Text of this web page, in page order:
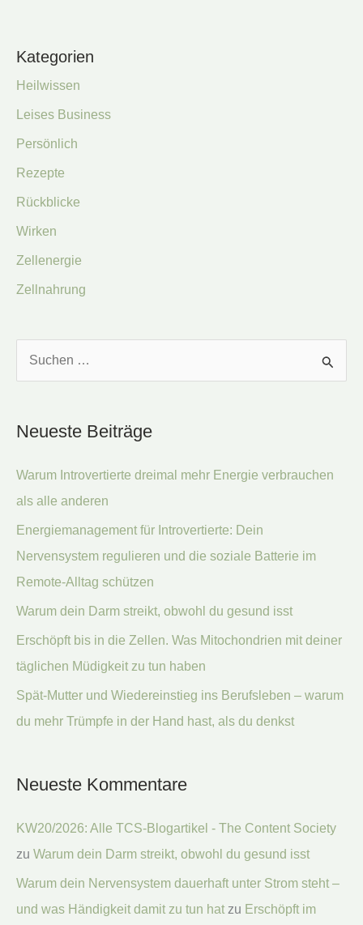
Kategorien
Heilwissen
Leises Business
Persönlich
Rezepte
Rückblicke
Wirken
Zellenergie
Zellnahrung
h
n
n
a
c
h
:
Neueste Beiträge
Warum Introvertierte dreimal mehr Energie verbrauchen
als alle anderen
Energiemanagement für Introvertierte: Dein
Nervensystem regulieren und die soziale Batterie im
Remote-Alltag schützen
Warum dein Darm streikt, obwohl du gesund isst
Erschöpft bis in die Zellen. Was Mitochondrien mit deiner
täglichen Müdigkeit zu tun haben
Spät-Mutter und Wiedereinstieg ins Berufsleben – warum
du mehr Trümpfe in der Hand hast, als du denkst
Neueste Kommentare
KW20/2026: Alle TCS-Blogartikel - The Content Society
zu Warum dein Darm streikt, obwohl du gesund isst
Warum dein Nervensystem dauerhaft unter Strom steht –
und was Händigkeit damit zu tun hat zu Erschöpft im